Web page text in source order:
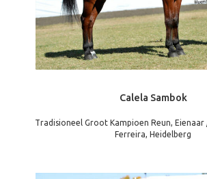
Calela Sambok
Tradisioneel Groot Kampioen Reun,
Ferreira, Heidelberg